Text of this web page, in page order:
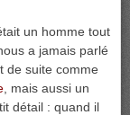
un homme tout
a jamais parlé
de suite comme
, mais aussi un
détail : quand il